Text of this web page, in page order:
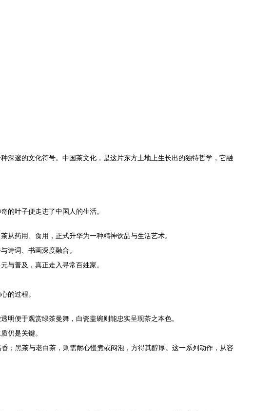
深邃的文化符号。中国茶文化，是这片东方土地上生长出的独特哲学，它融
的叶子便走进了中国人的生活。
从药用、食用，正式升华为一种精神饮品与生活艺术。
诗词、书画深度融合。
与普及，真正走入寻常百姓家。
的过程。
明便于观赏绿茶曼舞，白瓷盖碗则能忠实呈现茶之本色。
仍是关键。
；黑茶与老白茶，则需耐心慢煮或闷泡，方得其醇厚。这一系列动作，从容